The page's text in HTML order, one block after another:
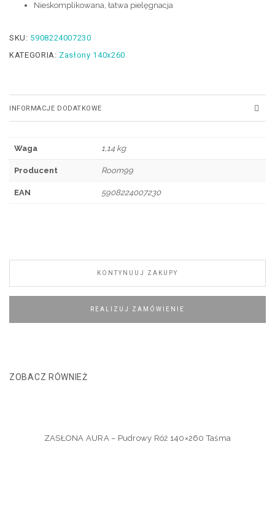
Nieskomplikowana, łatwa pielęgnacja
SKU: 5908224007230
KATEGORIA: Zasłony 140x260
INFORMACJE DODATKOWE
Waga 1,14 kg
Producent Room99
EAN 5908224007230
KONTYNUUJ ZAKUPY
REALIZUJ ZAMÓWIENIE
ZOBACZ RÓWNIEŻ
ZASŁONA AURA – Pudrowy Róż 140×260 Taśma